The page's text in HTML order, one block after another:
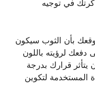
في توجيه
بأن الثوب سيكون
لرؤيته باللون
يتأثر قرارك بدرجة
المستخدمة لتكوين